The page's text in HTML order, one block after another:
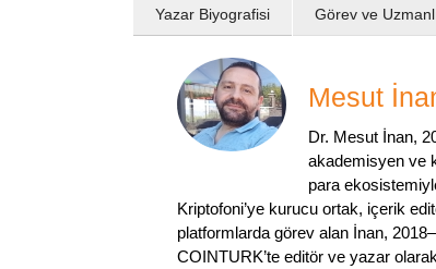
Yazar Biyografisi Görev ve
Mesut
Dr. Mesut İnan,
akademisyen ve
para
Kriptofoni’ye kurucu ortak, içerik
platformlarda görev alan İnan,
COINTURK’te editör ve yazar olarak